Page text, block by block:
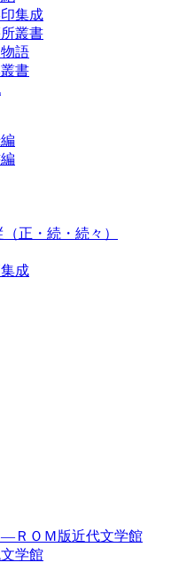
集成
叢書
語
書
正・続・続々）
成
ＲＯＭ版近代文学館
学館